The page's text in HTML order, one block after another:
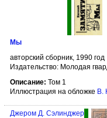
Мы
авторский сборник, 1990 год
Издательство: Молодая
Описание: Том 1
Иллюстрация на обложке В.
Джером Д. Сэлинджер